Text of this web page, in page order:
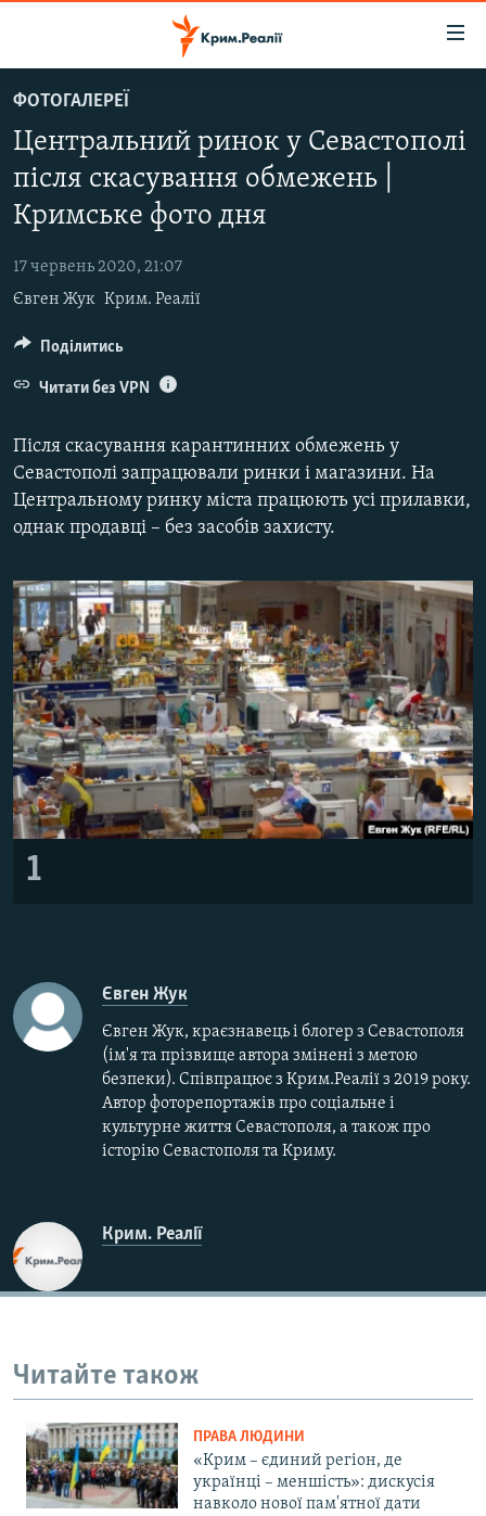
до
основного
матеріалу
до
навігації
Перейти
пошуку
ВОДА.КРИМ
ВІДЕО ТА ФОТО
ПОЛІТИКА
БЛОГИ
ПОГЛЯД
ІНТЕРВ'Ю
ВСЕ ЗА ДЕНЬ
ДЕПОРТАЦІЯ
ВІДЕОУРОКИ «ELIFBE»
УКРАЇНСЬКА ПРОБЛЕМА КРИМУ
ІНФОГРАФІКА
ЯК ОБІЙТИ БЛОКУВАННЯ
Русский
ДОЛУЧАЙСЯ!
Усі сайти RFE/RL
ФОТОГАЛЕРЕЇ
Центральний ринок у Севастополі
після скасування обмежень |
Кримське фото дня
17 червень 2020, 21:07
Євген Жук Крим. Реалії
Після скасування карантинних обмежень у
Севастополі запрацювали ринки і магазини. На
Центральному ринку міста працюють усі прилавки,
однак продавці – без засобів захисту.
1
Євген Жук
Євген Жук, краєзнавець і блогер з Севастополя
(ім'я та прізвище автора змінені з метою
безпеки). Співпрацює з Крим.Реалії з 2019 року.
Автор фоторепортажів про соціальне і
культурне життя Севастополя, а також про
історію Севастополя та Криму.
Крим. Реалії
Поділитись
Читати без VPN
Читайте також
ПРАВА ЛЮДИНИ
«Крим – єдиний регіон, де
українці – меншість»: дискусія
навколо нової пам'ятної дати